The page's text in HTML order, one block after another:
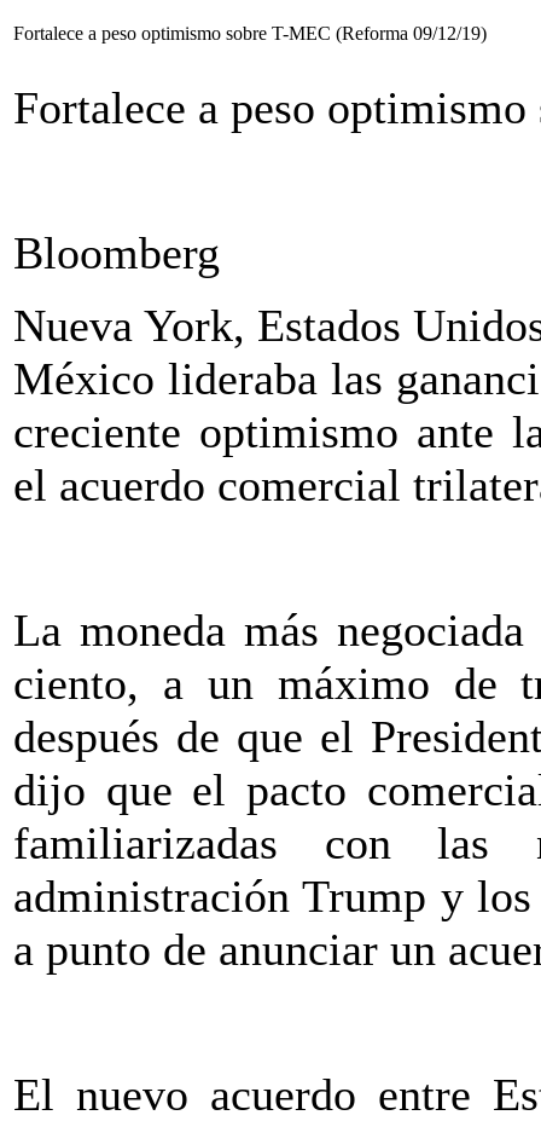
Fortalece a peso optimismo sobre T-MEC (Reforma 09/12/19)
Fortalece a peso
Bloomberg
Nueva York, Estados
México lideraba las
creciente optimismo ante
el acuerdo comercial
La moneda más
ciento, a un máximo de
después de que el
dijo que el pacto
familiarizadas con las
administración Trump y los
a punto de anunciar un
El nuevo acuerdo entre